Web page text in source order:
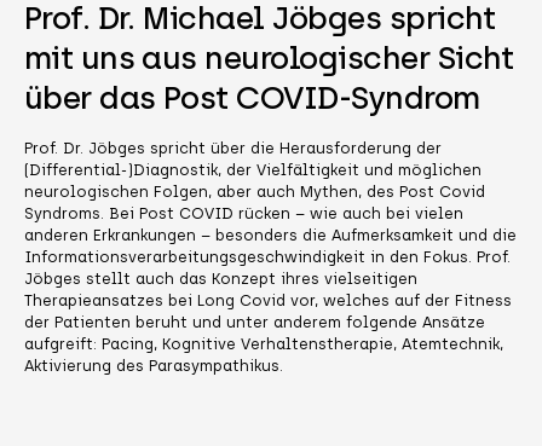
Prof. Dr. Michael Jöbges spricht
mit uns aus neurologischer Sicht
über das Post COVID-Syndrom
Prof. Dr. Jöbges spricht über die Herausforderung der
(Differential-)Diagnostik, der Vielfältigkeit und möglichen
neurologischen Folgen, aber auch Mythen, des Post Covid
Syndroms. Bei Post COVID rücken – wie auch bei vielen
anderen Erkrankungen – besonders die Aufmerksamkeit und die
Informationsverarbeitungsgeschwindigkeit in den Fokus. Prof.
Jöbges stellt auch das Konzept ihres vielseitigen
Therapieansatzes bei Long Covid vor, welches auf der Fitness
der Patienten beruht und unter anderem folgende Ansätze
aufgreift: Pacing, Kognitive Verhaltenstherapie, Atemtechnik,
Aktivierung des Parasympathikus.